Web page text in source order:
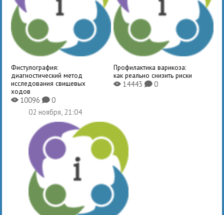
Фистулография:
диагностический метод
исследования свищевых
ходов
X10096K0
Профилактика варикоза:
как реально снизить риски
X14443 K0
02 ноября, 21:04